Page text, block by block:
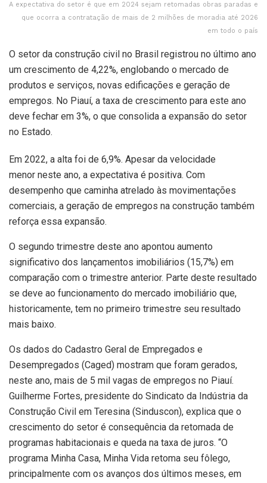
A expectativa do setor é que em 2024 sejam retomadas obras paradas e
que ocorra a contratação de mais de 2 milhões de moradia até 2026
em todo o país
O setor da construção civil no Brasil registrou no último ano
um crescimento de 4,22%, englobando o mercado de
produtos e serviços, novas edificações e geração de
empregos. No Piauí, a taxa de crescimento para este ano
deve fechar em 3%, o que consolida a expansão do setor
no Estado.
Em 2022, a alta foi de 6,9%. Apesar da velocidade
menor neste ano, a expectativa é positiva. Com
desempenho que caminha atrelado às movimentações
comerciais, a geração de empregos na construção também
reforça essa expansão.
O segundo trimestre deste ano apontou aumento
significativo dos lançamentos imobiliários (15,7%) em
comparação com o trimestre anterior. Parte deste resultado
se deve ao funcionamento do mercado imobiliário que,
historicamente, tem no primeiro trimestre seu resultado
mais baixo.
Os dados do Cadastro Geral de Empregados e
Desempregados (Caged) mostram que foram gerados,
neste ano, mais de 5 mil vagas de empregos no Piauí.
Guilherme Fortes, presidente do Sindicato da Indústria da
Construção Civil em Teresina (Sinduscon), explica que o
crescimento do setor é consequência da retomada de
programas habitacionais e queda na taxa de juros. “O
programa Minha Casa, Minha Vida retoma seu fôlego,
principalmente com os avanços dos últimos meses, em